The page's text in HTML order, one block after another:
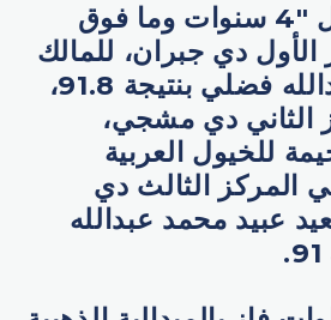
وفي فئة الفحول "4 سنوات وما فوق
الأول دي جبران، للمالك
علي يوسف عبدالله فضلي بنتيجة 91.8،
الثاني دي مشجي،
للخيول العربية
91.6، وفي المركز الثالث دي
عبيد محمد عبدالله